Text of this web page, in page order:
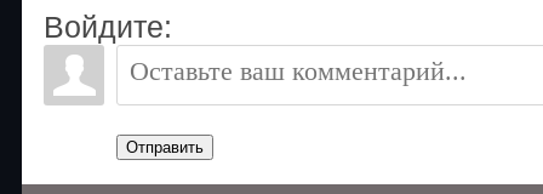
Войдите:
Отправить